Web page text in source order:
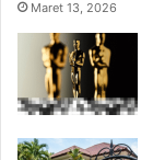
Maret 13, 2026